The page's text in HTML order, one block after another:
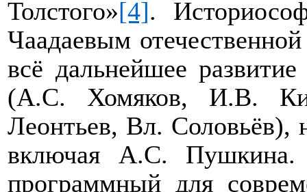
Толстого»[4].
Чаадаевым
всё дальнейшее
(А.С. Хомяков, И.В.
Леонтьев, Вл. Соловьёв),
включая А.С. Пушкина.
программный для